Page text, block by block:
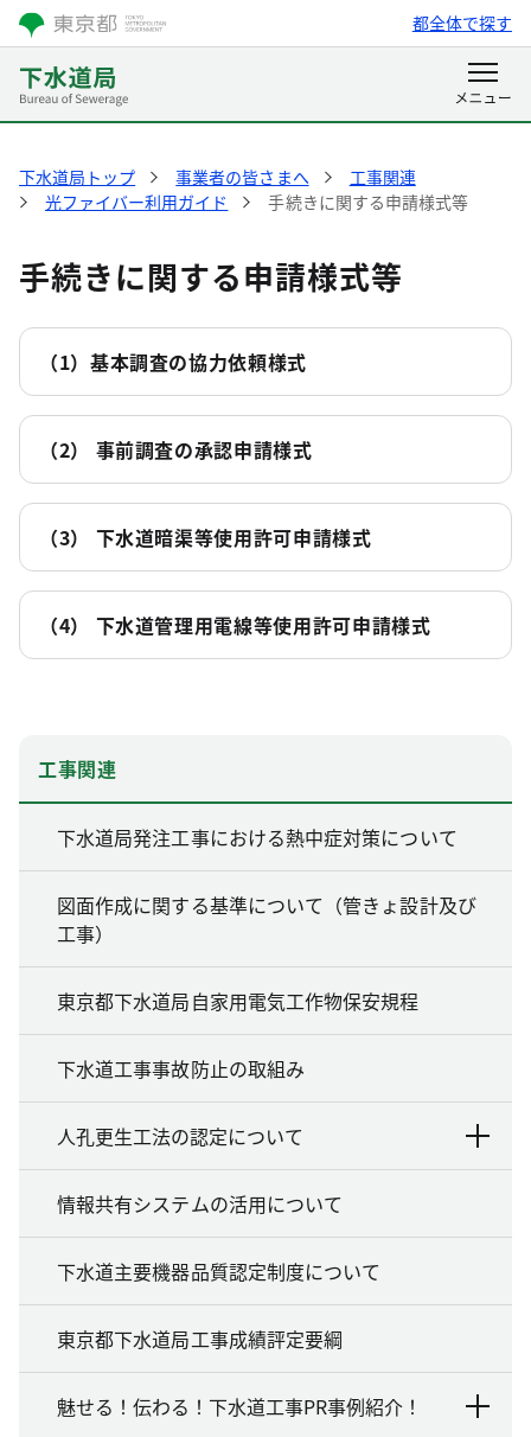
都全体で探す
下水道局トップ 事業者の皆さまへ
工事関連
光ファイバー利用ガイド
手続きに関する申請様式等
手続きに関する申請様式等
（1）基本調査の協力依頼様式
（2） 事前調査の承認申請様式
（3） 下水道暗渠等使用許可申請様式
（4） 下水道管理用電線等使用許可申請様式
工事関連
下水道局発注工事における熱中症対策について
図面作成に関する基準について（管きょ設計及び
工事）
東京都下水道局自家用電気工作物保安規程
下水道工事事故防止の取組み
人孔更生工法の認定について
情報共有システムの活用について
下水道主要機器品質認定制度について
東京都下水道局工事成績評定要綱
魅せる！伝わる！下水道工事PR事例紹介！